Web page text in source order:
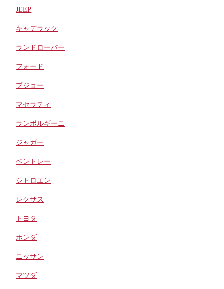
JEEP
キャデラック
ランドローバー
フォード
プジョー
マセラティ
ランボルギーニ
ジャガー
ベントレー
シトロエン
レクサス
トヨタ
ホンダ
ニッサン
マツダ